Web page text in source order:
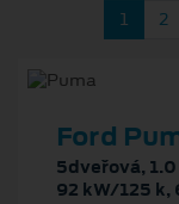
1 2
Ford
5dveřová,
92 kW/125 k,